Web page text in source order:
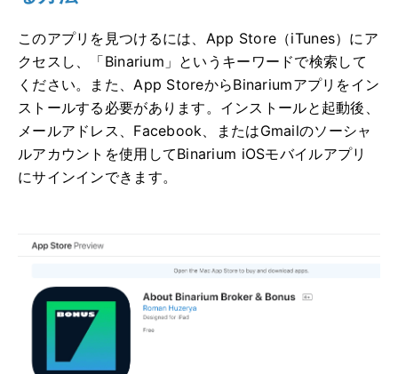
このアプリを見つけるには、App Store（iTunes）にア
クセスし、「Binarium」というキーワードで検索して
ください。また、App StoreからBinariumアプリをイン
ストールする必要があります。インストールと起動後、
メールアドレス、Facebook、またはGmailのソーシャ
ルアカウントを使用してBinarium iOSモバイルアプリ
にサインインできます。